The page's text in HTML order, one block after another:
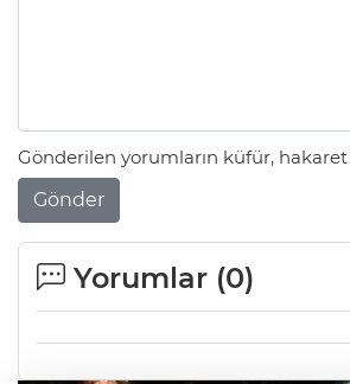
Gönderilen yorumların küfür,
Gönder
Yorumlar (0)